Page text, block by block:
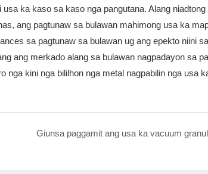
ka kaso sa kaso nga pangutana. Alang
ang pagtunaw sa bulawan mahimong usa ka
sa pagtunaw sa bulawan ug ang epekto niini
ang merkado alang sa bulawan nagpadayon sa
nga kini nga bililhon nga metal nagpabilin nga usa